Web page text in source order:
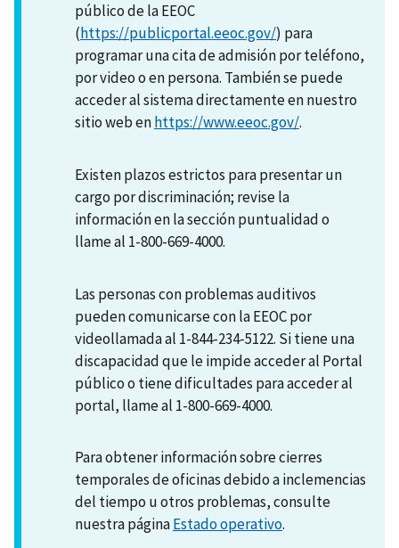
público de la EEOC
(https://publicportal.eeoc.gov/) para
programar una cita de admisión por teléfono,
por video o en persona. También se puede
acceder al sistema directamente en nuestro
sitio web enhttps://www.eeoc.gov/.
Existen plazos estrictos para presentar un
cargo por discriminación; revise la
información en la sección puntualidad o
llame al 1-800-669-4000.
Las personas con problemas auditivos
pueden comunicarse con la EEOC por
videollamada al 1-844-234-5122. Si tiene una
discapacidad que le impide acceder al Portal
público o tiene dificultades para acceder al
portal, llame al 1-800-669-4000.
Para obtener información sobre cierres
temporales de oficinas debido a inclemencias
del tiempo u otros problemas, consulte
nuestra páginaEstado operativo.